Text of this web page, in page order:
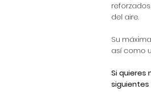
del aire.
Su
así como
Si quieres
siguientes